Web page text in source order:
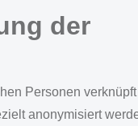
der
Personen
anonymisiert